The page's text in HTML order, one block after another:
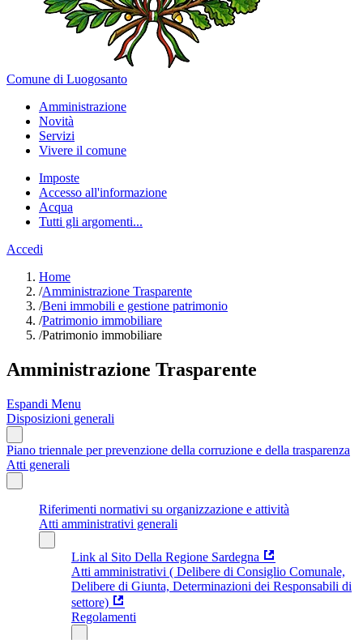
Comune di Luogosanto
Amministrazione
Novità
Servizi
Vivere il comune
Imposte
Accesso all'informazione
Acqua
Tutti gli argomenti...
Accedi
Home
/Amministrazione Trasparente
/Beni immobili e gestione patrimonio
/Patrimonio immobiliare
/Patrimonio immobiliare
Amministrazione Trasparente
Espandi Menu
Disposizioni generali
Piano triennale per prevenzione della corruzione e della trasparenza
Atti generali
Riferimenti normativi su organizzazione e attività
Atti amministrativi generali
Link al Sito Della Regione Sardegna
Atti amministrativi ( Delibere di Consiglio Comunale,
Delibere di Giunta, Determinazioni dei Responsabili di
settore)
Regolamenti